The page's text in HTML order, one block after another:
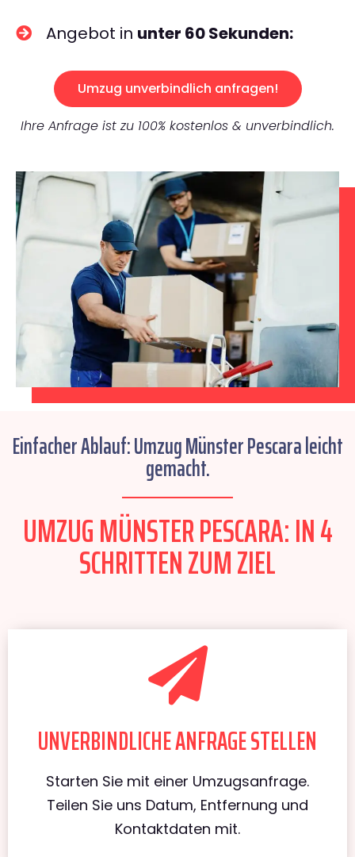
Angebot in unter 60 Sekunden:
Umzug unverbindlich anfragen!
Ihre Anfrage ist zu 100% kostenlos & unverbindlich.
Einfacher Ablauf: Umzug Münster Pescara leicht
gemacht.
UMZUG MÜNSTER PESCARA: IN 4
SCHRITTEN ZUM ZIEL
UNVERBINDLICHE ANFRAGE STELLEN
Starten Sie mit einer Umzugsanfrage.
Teilen Sie uns Datum, Entfernung und
Kontaktdaten mit.